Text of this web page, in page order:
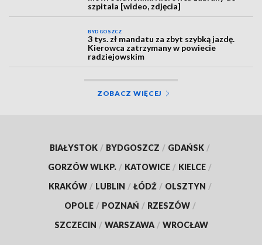
Wypadek na DK62 w powiecie
inowrocławskim. Kierowca zabrany do